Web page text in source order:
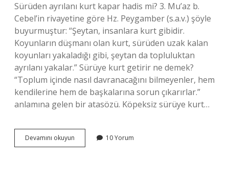
Sürüden ayrılanı kurt kapar hadis mi? 3. Mu’az b.
Cebel’in rivayetine göre Hz. Peygamber (s.a.v.) şöyle
buyurmuştur: “Şeytan, insanlara kurt gibidir.
Koyunların düşmanı olan kurt, sürüden uzak kalan
koyunları yakaladığı gibi, şeytan da topluluktan
ayrılanı yakalar.” Sürüye kurt getirir ne demek?
“Toplum içinde nasıl davranacağını bilmeyenler, hem
kendilerine hem de başkalarına sorun çıkarırlar.”
anlamına gelen bir atasözü. Köpeksiz sürüye kurt…
Devamını okuyun Çobansız
Sürüyü
10 Yorum